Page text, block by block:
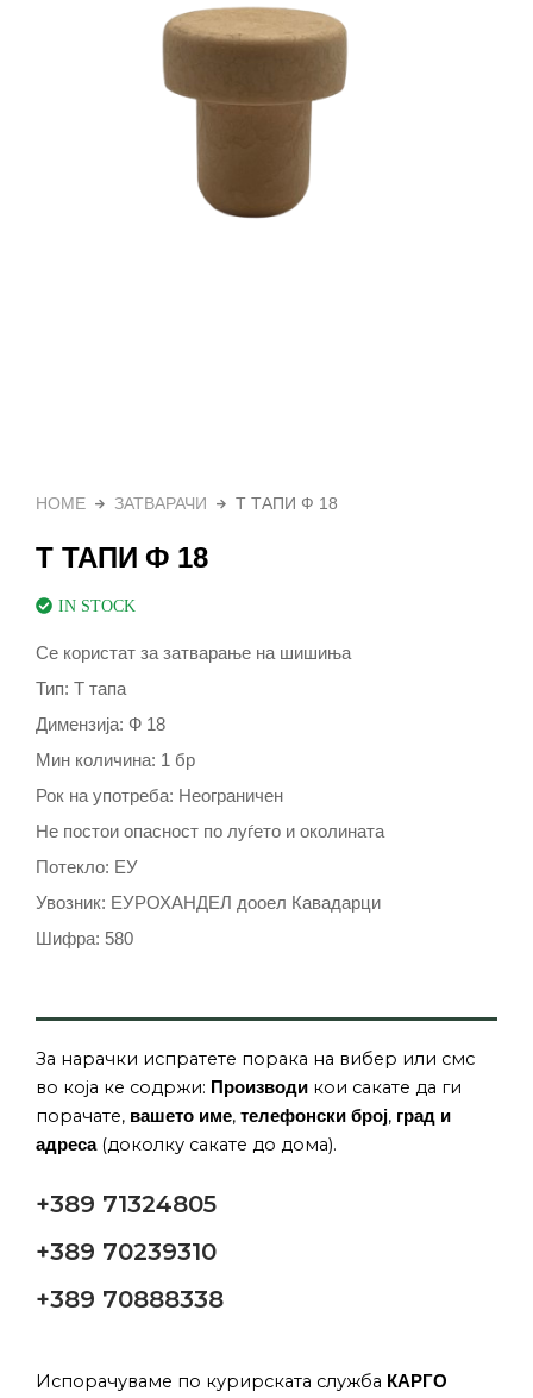
HOME ЗАТВАРАЧИ Т ТАПИ Ф 18
Т ТАПИ Ф 18
IN STOCK
Се користат за затварање на шишиња
Тип: Т тапа
Димензија: Ф 18
Мин количина: 1 бр
Рок на употреба: Неограничен
Не постои опасност по луѓето и околината
Потекло: ЕУ
Увозник: ЕУРОХАНДЕЛ дооел Кавадарци
Шифра: 580
За нарачки испратете порака на вибер или смс
во која ке содржи: Производи кои сакате да ги
порачате, вашето име, телефонски број, град и
адреса(доколку сакате до дома).
+389 71324805
+389 70239310
+389 70888338
Испорачуваме по курирската служба КАРГО